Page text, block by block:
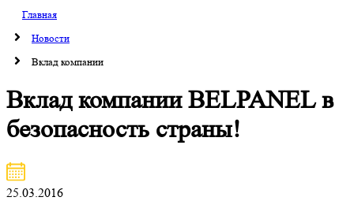
Главная
Новости
Вклад компании
Вклад компании BELPANEL в
безопасность страны!
25.03.2016